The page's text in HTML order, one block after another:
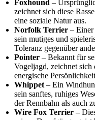
Foxhound –
zeichnet sich diese
eine soziale Natur aus.
Norfolk Terrier – Einer
sein mutiges und
Toleranz gegenüber
Pointer – Bekannt für
Vogeljagd, zeichnet
energische
Whippet – Ein
sein sanftes, ruhiges
der Rennbahn als auch
Wire Fox Terrier –